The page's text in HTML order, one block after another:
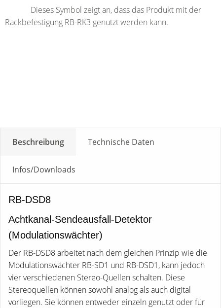
Dieses Symbol zeigt an, dass das Produkt mit der
Rackbefestigung RB-RK3 genutzt werden kann.
Beschreibung Technische Daten
Infos/Downloads
RB-DSD8
Achtkanal-Sendeausfall-Detektor
(Modulationswächter)
Der RB-DSD8 arbeitet nach dem gleichen Prinzip wie die
Modulationswächter RB-SD1 und RB-DSD1, kann jedoch
vier verschiedenen Stereo-Quellen schalten. Diese
Stereoquellen können sowohl analog als auch digital
vorliegen. Sie können entweder einzeln genutzt oder für